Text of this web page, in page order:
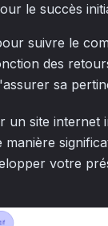
le succès
suivre le
des
sa
un site internet
votre